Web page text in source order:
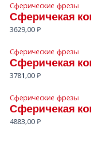
Сферические фрезы
Сферичекая
3629,00 ₽
Сферические фрезы
Сферичекая
3781,00 ₽
Сферические фрезы
Сферичекая
4883,00 ₽